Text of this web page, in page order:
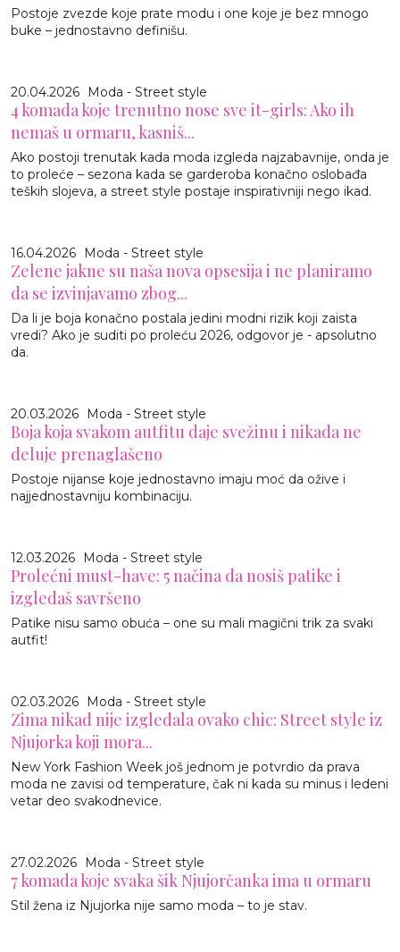
Postoje zvezde koje prate modu i one koje je bez mnogo
buke – jednostavno definišu.
20.04.2026 Moda - Street style
4 komada koje trenutno nose sve it-girls: Ako ih
nemaš u ormaru, kasniš...
Ako postoji trenutak kada moda izgleda najzabavnije, onda je
to proleće – sezona kada se garderoba konačno oslobađa
teških slojeva, a street style postaje inspirativniji nego ikad.
16.04.2026 Moda - Street style
Zelene jakne su naša nova opsesija i ne planiramo
da se izvinjavamo zbog...
Da li je boja konačno postala jedini modni rizik koji zaista
vredi? Ako je suditi po proleću 2026, odgovor je - apsolutno
da.
20.03.2026 Moda - Street style
Boja koja svakom autfitu daje svežinu i nikada ne
deluje prenaglašeno
Postoje nijanse koje jednostavno imaju moć da ožive i
najjednostavniju kombinaciju.
12.03.2026 Moda - Street style
Prolećni must-have: 5 načina da nosiš patike i
izgledaš savršeno
Patike nisu samo obuća – one su mali magični trik za svaki
autfit!
02.03.2026 Moda - Street style
Zima nikad nije izgledala ovako chic: Street style iz
Njujorka koji mora...
New York Fashion Week još jednom je potvrdio da prava
moda ne zavisi od temperature, čak ni kada su minus i ledeni
vetar deo svakodnevice.
27.02.2026 Moda - Street style
7 komada koje svaka šik Njujorčanka ima u ormaru
Stil žena iz Njujorka nije samo moda – to je stav.